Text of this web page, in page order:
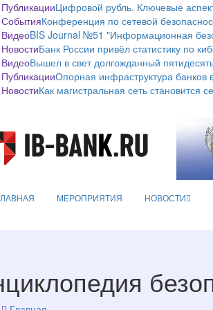
ПубликацииЦифровой рубль. Ключевые
СобытияКонференция по сетевой
ВидеоBIS Journal №51 "Информационная
НовостиБанк России привёл статистику по
ВидеоВышел в свет долгожданный
ПубликацииОпорная инфраструктура банков
НовостиКак магистральная сеть становится
МЕРОПРИЯТИЯ НОВОСТИ